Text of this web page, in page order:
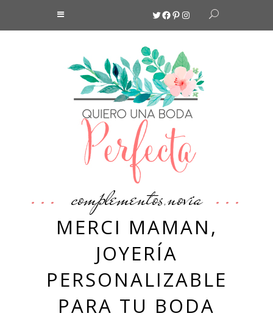
Twitter
Facebook
Pinterest
Instagram
complementos,novia
MERCI MAMAN,
JOYERÍA
PERSONALIZABLE
PARA TU BODA